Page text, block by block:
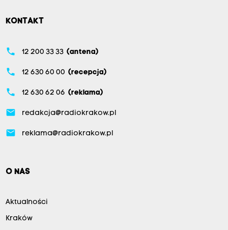
KONTAKT
phone 12 200 33 33 (antena)
phone 12 630 60 00 (recepcja)
phone 12 630 62 06 (reklama)
email redakcja@radiokrakow.pl
email reklama@radiokrakow.pl
O NAS
Aktualności
Kraków